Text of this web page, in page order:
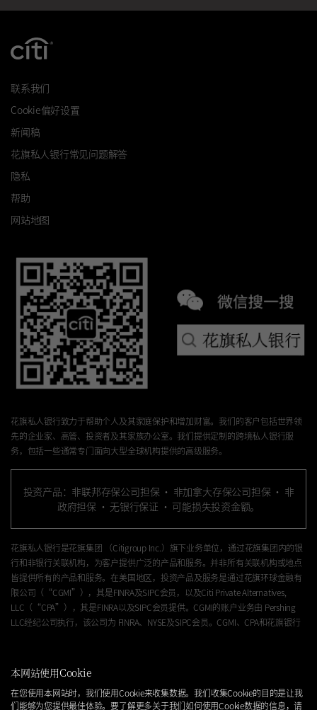
联系我们
Cookie偏好设置
新闻稿
花旗私人银行常见问题解答
隐私
帮助
网站地图
花旗私人银行致力于帮助个人及其家庭保护和增加财富。我们的客户包括世界领
先的企业家、高管、投资者及其家族办公室。我们提供定制的跨境私人银行服
务，包括一些通常专门面向大型全球机构提供的高级服务。
投资产品：非联邦存保公司担保 · 非加拿大存保公司担保 · 非
政府担保 · 无银行保证 · 可能损失投资金额。
花旗私人银行是花旗集团 （Citigroup Inc.） 旗下业务单位，通过花旗集团内的银
行和非银行关联机构，为客户提供广泛的产品和服务。并非所有关联机构或地点
皆提供所有的产品和服务。在美国地区，投资产品及服务是通过花旗环球金融有
限公司 （“CGMI”） ，其是FINRA及SIPC会员，以及Citi Private Alternatives,
LLC（“CPA”） ，其是FINRA以及SIPC会员提供。CGMI的账户业务由 Pershing
LLC经纪公司执行，该公司为 FINRA、NYSE及SIPC会员。CGMI、CPA和花旗银行
理服务（包括投资组合管理）通过
花旗集团或其任何关联机构均不提供税务或法律建议。
本网站使用Cookie
在您使用本网站时，我们使用Cookie来收集数据。我们收集Cookie的目的是让我
们能够为您提供最佳体验。要了解更多关于我们如何使用Cookie数据的信息，请